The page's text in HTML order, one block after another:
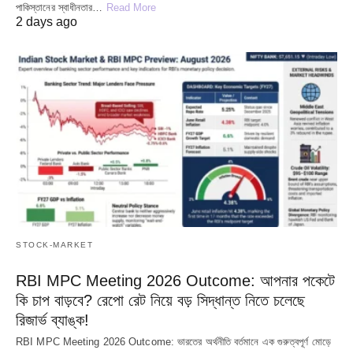
পাকিস্তানের স্বাধীনতার…
Read More
2 days ago
STOCK-MARKET
RBI MPC Meeting 2026 Outcome: আপনার পকেটে
কি চাপ বাড়বে? রেপো রেট নিয়ে বড় সিদ্ধান্ত নিতে চলেছে
রিজার্ভ ব্যাঙ্ক!
RBI MPC Meeting 2026 Outcome: ভারতের অর্থনীতি বর্তমানে এক গুরুত্বপূর্ণ মোড়ে